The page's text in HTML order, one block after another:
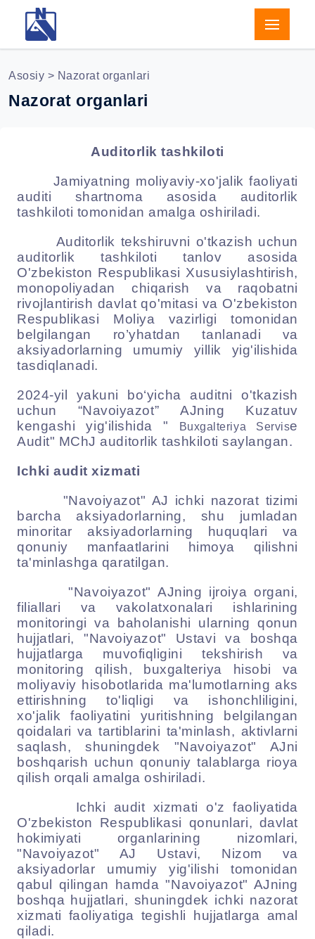
Asosiy > Nazorat organlari
Nazorat organlari
Auditorlik tashkiloti
Jamiyatning moliyaviy-xo'jalik faoliyati
auditi shartnoma asosida auditorlik
tashkiloti tomonidan amalga oshiriladi.
Auditorlik tekshiruvni o'tkazish uchun
auditorlik tashkiloti tanlov asosida
O'zbekiston Respublikasi Xususiylashtirish,
monopoliyadan chiqarish va raqobatni
rivojlantirish davlat qo'mitasi va O'zbekiston
Respublikasi Moliya vazirligi tomonidan
belgilangan ro’yhatdan tanlanadi va
aksiyadorlarning umumiy yillik yig'ilishida
tasdiqlanadi.
2024-yil yakuni bo‘yicha auditni o'tkazish
uchun “Navoiyazot” AJning Kuzatuv
kengashi yig'ilishida " Buxgalteriya Servise
Audit" MChJ auditorlik tashkiloti saylangan.
Ichki audit xizmati
"Navoiyazot" AJ ichki nazorat tizimi
barcha aksiyadorlarning, shu jumladan
minoritar aksiyadorlarning huquqlari va
qonuniy manfaatlarini himoya qilishni
ta'minlashga qaratilgan.
"Navoiyazot" AJning ijroiya organi,
filiallari va vakolatxonalari ishlarining
monitoringi va baholanishi ularning qonun
hujjatlari, "Navoiyazot" Ustavi va boshqa
hujjatlarga muvofiqligini tekshirish va
monitoring qilish, buxgalteriya hisobi va
moliyaviy hisobotlarida ma'lumotlarning aks
ettirishning to'liqligi va ishonchliligini,
xo'jalik faoliyatini yuritishning belgilangan
qoidalari va tartiblarini ta'minlash, aktivlarni
saqlash, shuningdek "Navoiyazot" AJni
boshqarish uchun qonuniy talablarga rioya
qilish orqali amalga oshiriladi.
Ichki audit xizmati o'z faoliyatida
O'zbekiston Respublikasi qonunlari, davlat
hokimiyati organlarining nizomlari,
"Navoiyazot" AJ Ustavi, Nizom va
aksiyadorlar umumiy yig'ilishi tomonidan
qabul qilingan hamda "Navoiyazot" AJning
boshqa hujjatlari, shuningdek ichki nazorat
xizmati faoliyatiga tegishli hujjatlarga amal
qiladi.